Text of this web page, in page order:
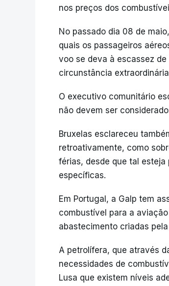
nos preços dos
No passado dia 08 de
quais os passageiros
voo se deva à escassez
circunstância
O executivo comunitário
não devem ser
Bruxelas esclareceu
retroativamente, como
férias, desde que tal
específicas.
Em Portugal, a Galp tem
combustível para a
abastecimento criadas
A petrolífera, que através
necessidades de
Lusa que existem níveis